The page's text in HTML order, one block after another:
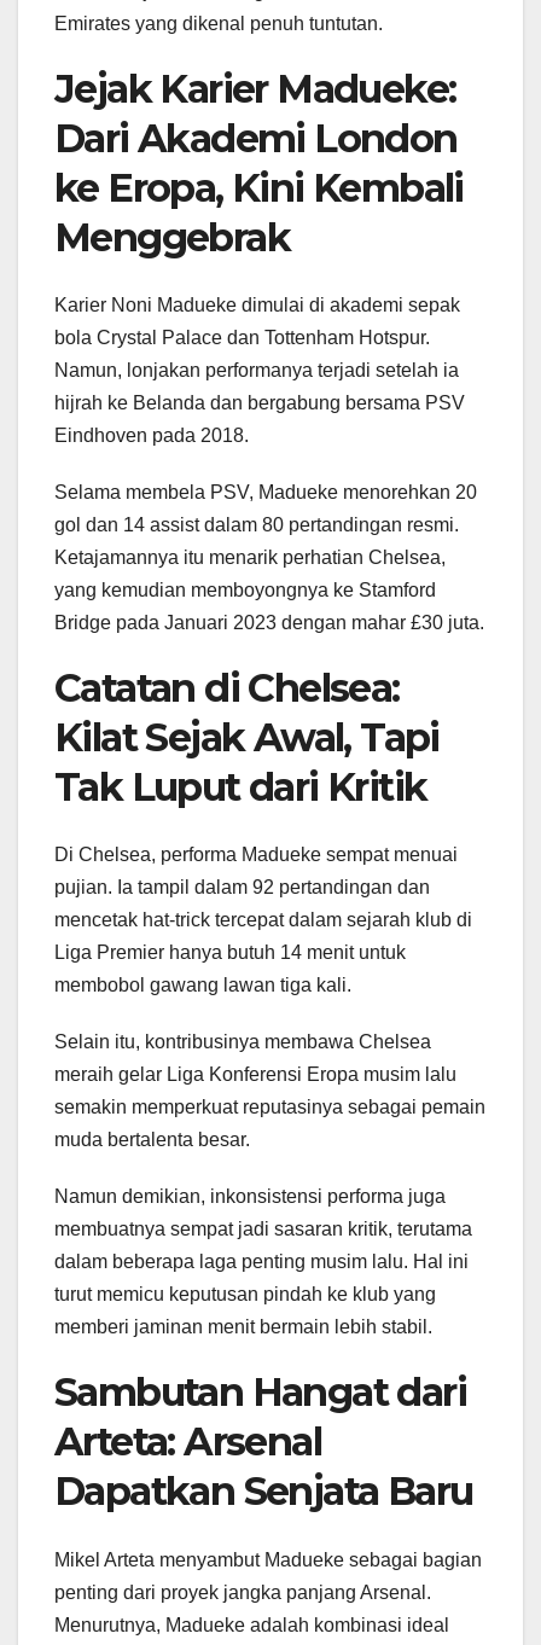
Emirates yang dikenal penuh tuntutan.
Jejak Karier Madueke:
Dari Akademi London
ke Eropa, Kini Kembali
Menggebrak
Karier Noni Madueke dimulai di akademi sepak
bola Crystal Palace dan Tottenham Hotspur.
Namun, lonjakan performanya terjadi setelah ia
hijrah ke Belanda dan bergabung bersama PSV
Eindhoven pada 2018.
Selama membela PSV, Madueke menorehkan 20
gol dan 14 assist dalam 80 pertandingan resmi.
Ketajamannya itu menarik perhatian Chelsea,
yang kemudian memboyongnya ke Stamford
Bridge pada Januari 2023 dengan mahar £30 juta.
Catatan di Chelsea:
Kilat Sejak Awal, Tapi
Tak Luput dari Kritik
Di Chelsea, performa Madueke sempat menuai
pujian. Ia tampil dalam 92 pertandingan dan
mencetak hat-trick tercepat dalam sejarah klub di
Liga Premier hanya butuh 14 menit untuk
membobol gawang lawan tiga kali.
Selain itu, kontribusinya membawa Chelsea
meraih gelar Liga Konferensi Eropa musim lalu
semakin memperkuat reputasinya sebagai pemain
muda bertalenta besar.
Namun demikian, inkonsistensi performa juga
membuatnya sempat jadi sasaran kritik, terutama
dalam beberapa laga penting musim lalu. Hal ini
turut memicu keputusan pindah ke klub yang
memberi jaminan menit bermain lebih stabil.
Sambutan Hangat dari
Arteta: Arsenal
Dapatkan Senjata Baru
Mikel Arteta menyambut Madueke sebagai bagian
penting dari proyek jangka panjang Arsenal.
Menurutnya, Madueke adalah kombinasi ideal